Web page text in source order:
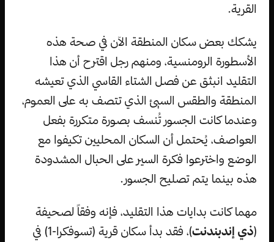
القرية.
يشكك بعض سكان المنطقة الآن في صحة هذه
الأسطورة الرومنسية، ومنهم رجل اقترح أن هذا
التقليد انبثق عن فصل الشتاء القاسي الذي تعيشه
المنطقة والطقس السيئ الذي تتصف به على العموم،
وعندما كانت الجسور تُنسف بصورة متكررة بفعل
العواصف، يُحتمل أن السكان المحليين تكيفوا مع
الوضع واخترعوا فكرة السير على الحبال المشدودة
هذه بينما يتم تصليح الجسور.
مهما كانت بدايات هذا التقليد، فإنه وفقاً لصحيفة
(ذي إندبندنت
)، فقد بدأ سكان قرية (تسوفكرا-1) في